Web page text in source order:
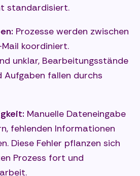
standardisiert.
Prozesse werden zwischen
koordiniert.
unklar, Bearbeitungsstände
fallen durchs
Manuelle Dateneingabe
fehlenden Informationen
Diese Fehler pflanzen sich
Prozess fort und